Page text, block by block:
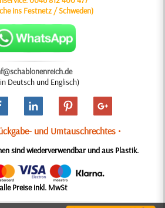
ins Festnetz / Schweden)
Deutsch und Englisch)
und Umtauschrechtes •
sind wiederverwendbar und aus Plastik.
alle Preise inkl. MwSt